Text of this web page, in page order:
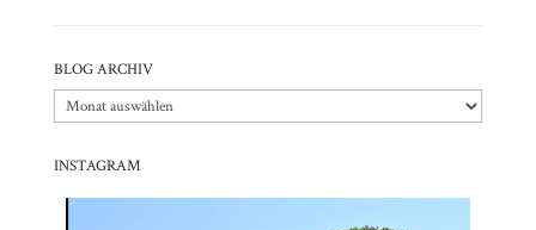
BLOG ARCHIV
Blog
Archiv
INSTAGRAM